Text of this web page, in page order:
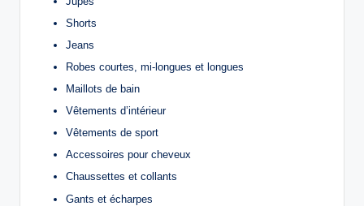
Shorts
Jeans
Robes courtes, mi-longues et longues
Maillots de bain
Vêtements d’intérieur
Vêtements de sport
Accessoires pour cheveux
Chaussettes et collants
Gants et écharpes